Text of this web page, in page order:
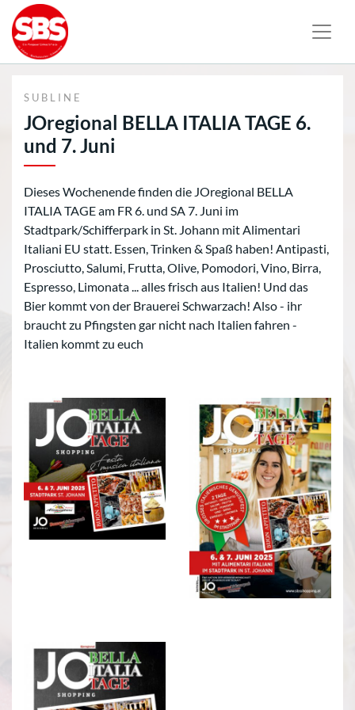
SUBLINE
JOregional BELLA ITALIA TAGE 6.
und 7. Juni
Dieses Wochenende finden die JOregional BELLA
ITALIA TAGE am FR 6. und SA 7. Juni im
Stadtpark/Schifferpark in St. Johann mit Alimentari
Italiani EU statt. Essen, Trinken & Spaß haben! Antipasti,
Prosciutto, Salumi, Frutta, Olive, Pomodori, Vino, Birra,
Espresso, Limonata ... alles frisch aus Italien! Und das
Bier kommt von der Brauerei Schwarzach! Also - ihr
braucht zu Pfingsten gar nicht nach Italien fahren -
Italien kommt zu euch